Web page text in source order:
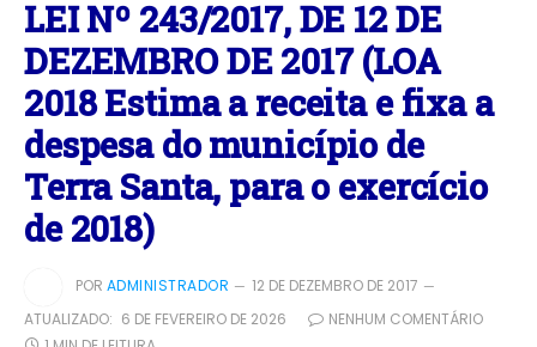
LEI Nº 243/2017, DE 12 DE
DEZEMBRO DE 2017 (LOA
2018 Estima a receita e fixa a
despesa do município de
Terra Santa, para o exercício
de 2018)
POR ADMINISTRADOR
12 DE DEZEMBRO DE 2017
ATUALIZADO: 6 DE FEVEREIRO DE 2026
NENHUM COMENTÁRIO